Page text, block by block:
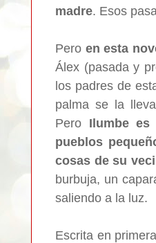
madre. Esos
Pero en esta
Álex (pasada y
los padres de
palma se la
Pero Ilumbe
pueblos
cosas de su
burbuja, un
saliendo a la luz.
Escrita en